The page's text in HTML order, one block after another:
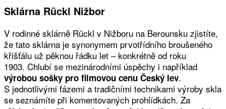
Sklárna Rückl Nižbor
V rodinné sklárně Rückl v Nižboru na Berounsku zjistíte,
že tato sklárna je synonymem prvotřídního broušeného
křišťálu už pěknou řádku let – konkrétně od roku
1903. Chlubí se mezinárodními úspěchy i například
výrobou sošky pro filmovou cenu Český lev.
S jednotlivými fázemi a tradičními technikami výroby skla
se seznámíte při komentovaných prohlídkách. Za